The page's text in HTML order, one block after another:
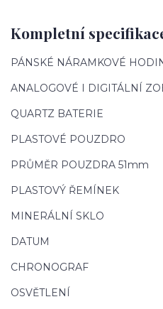
Kompletní
PÁNSKÉ NÁRAMKOVÉ
ANALOGOVÉ I DIGITÁLNÍ
QUARTZ BATERIE
PLASTOVÉ POUZDRO
PRŮMĚR POUZDRA 51mm
PLASTOVÝ ŘEMÍNEK
MINERÁLNÍ SKLO
DATUM
CHRONOGRAF
OSVĚTLENÍ